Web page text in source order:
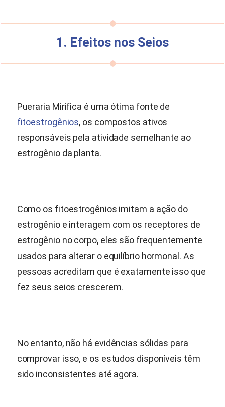
1. Efeitos nos Seios
Pueraria Mirifica é uma ótima fonte de
fitoestrogênios, os compostos ativos
responsáveis pela atividade semelhante ao
estrogênio da planta.
Como os fitoestrogênios imitam a ação do
estrogênio e interagem com os receptores de
estrogênio no corpo, eles são frequentemente
usados para alterar o equilíbrio hormonal. As
pessoas acreditam que é exatamente isso que
fez seus seios crescerem.
No entanto, não há evidências sólidas para
comprovar isso, e os estudos disponíveis têm
sido inconsistentes até agora.